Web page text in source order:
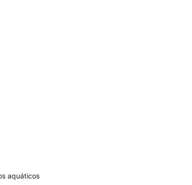
aquáticos